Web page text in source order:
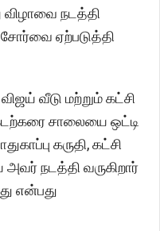
நடத்தி
சோர்வை ஏற்படுத்தி
வீடு மற்றும் கட்சி
சாலையை ஒட்டி
கருதி, கட்சி
நடத்தி வருகிறார்
என்பது